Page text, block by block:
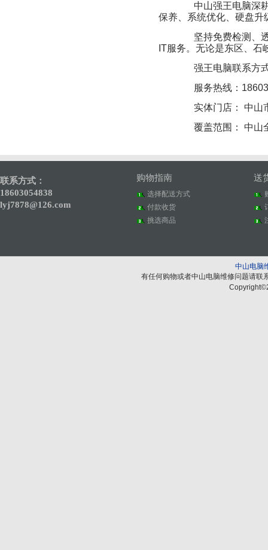
中山强王电脑深
保养、系统优化、硬盘升
坚持免费检测、
IT服务。无论是东区、
强王电脑联系方
服务热线：
实体门店： 中山
覆盖范围： 中山
联系方式：
18603054838
lyj7878@126.com
购物指南
选择配送方式
付款收货
挑选商品
送
中山电脑
有任何购物或者中山电脑维修问题请联